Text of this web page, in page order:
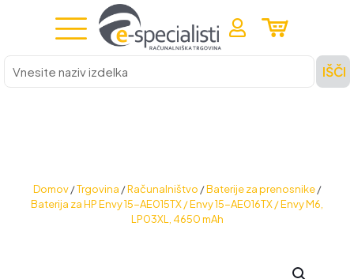
Vnesite
naziv
izdelka
IŠČI
Domov /Trgovina /Računalništvo /Baterije za prenosnike /
Baterija za HP Envy 15-AE015TX / Envy 15-AE016TX / Envy M6,
LP03XL, 4650 mAh